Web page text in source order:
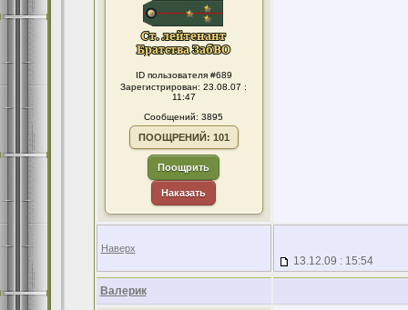
ID пользователя #689
Зарегистрирован: 23.08.07 :
11:47
Сообщений: 3895
ПООЩРЕНИЙ: 101
Поощрить
Наказать
Наверх
13.12.09 : 15:54
Валерик